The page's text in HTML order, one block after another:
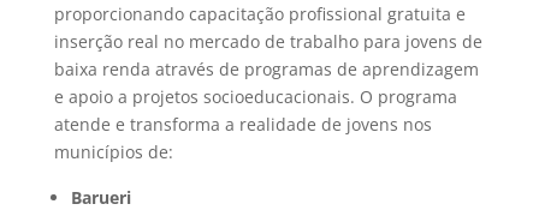
proporcionando capacitação profissional gratuita e
inserção real no mercado de trabalho para jovens de
baixa renda através de programas de aprendizagem
e apoio a projetos socioeducacionais. O programa
atende e transforma a realidade de jovens nos
municípios de:
Barueri